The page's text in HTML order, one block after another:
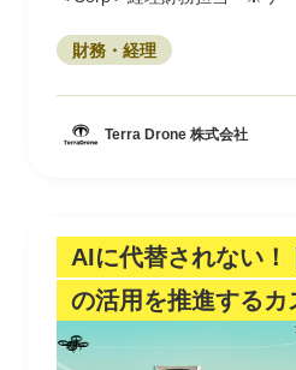
財務・経理
Terra Drone 株式会社
AIに代替されない
の活用を推進するカ